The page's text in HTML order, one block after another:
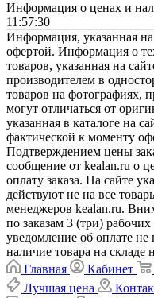
Информация о ценах и
11:57:30
Информация, указанная
офертой. Информация о
товаров, указанная на
производителем в
товаров на фотографиях,
могут отличаться от
указанная в каталоге на
фактической к моменту
Подтверждением цены
сообщение от kealan.ru о
оплату заказа. На сайте
действуют не на все
менеджеров kealan.ru.
по заказам 3 (три)
уведомление об оплате не
наличие товара на складе
Главная
Кабинет
Лучшая цена